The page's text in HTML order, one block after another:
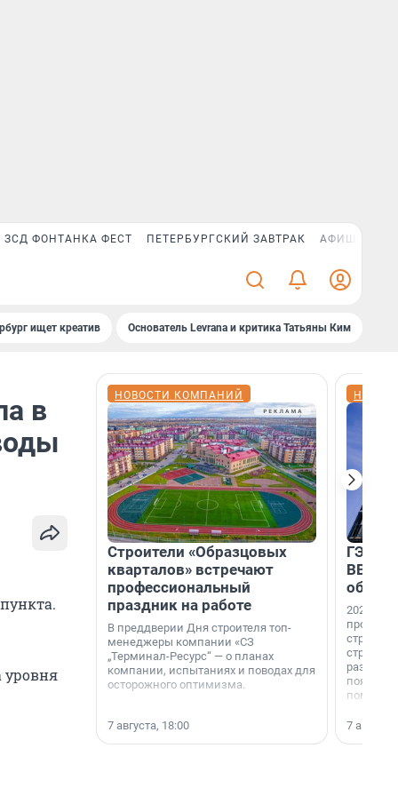
ЗСД ФОНТАНКА ФЕСТ ПЕТЕРБУРГСКИЙ ЗАВТРАК АФИША PLUS
ищет креатив Основатель Levrana и критика Татьяны Ким
в
уровня
НОВОСТИ КОМПАНИЙ
Строители «Образцовых
кварталов» встречают
профессиональный
праздник на работе
В преддверии Дня строителя топ-
менеджеры компании «СЗ
„Терминал-Ресурс“ — о планах
компании, испытаниях и поводах для
осторожного оптимизма.
7 августа, 18:00
ГЭС,
ВВП: в
об
2026-й —
раз. В
7